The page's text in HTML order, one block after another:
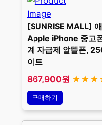
[SUNRISE MALL]
Apple iPhone 중고
계 자급제 알뜰폰,
이트
867,900원
구매하기